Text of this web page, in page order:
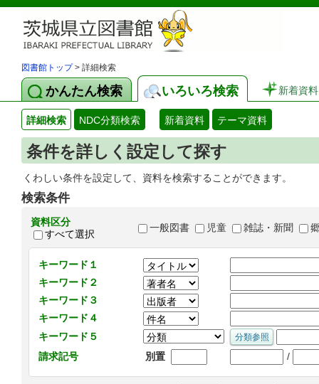
図書館トップ> 詳細検索
かんたん検索 いろいろ検索 新着資料
詳細検索 NDC分類検索 新着資料 テーマ資料
条件を詳しく設定して探す
くわしい条件を設定して、資料を検索することができます。
検索条件
資料区分
すべて選択
一般図書 児童 雑誌・新聞
キーワード１
キーワード２
キーワード３
キーワード４
キーワード５
請求記号
別置 /